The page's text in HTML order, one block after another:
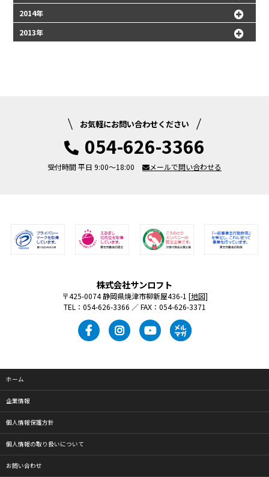
2014年
2013年
お気軽にお問い合わせください
054-626-3366
受付時間 平日 9:00～18:00 メールで問い合わせる
株式会社サンロフト
〒425-0074 静岡県焼津市柳新屋436-1 [地図]
TEL：054-626-3366 ／ FAX：054-626-3371
ホーム
企業情報
個人情報保護方針
個人情報の取り扱いについて
お問い合わせ